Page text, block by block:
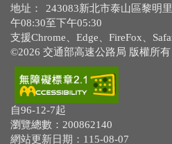
地址：
243083新北市泰山區黎明
午08:30至下午05:30
支援Chrome、Edge、FireFox、
©2026 交通部高速公路局 版權所有
自96-12-7起
瀏覽總數：200862140
網站更新日期：115-08-07